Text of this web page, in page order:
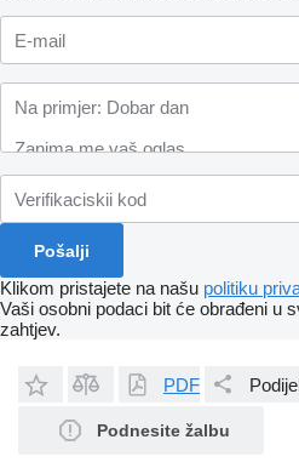
Klikom pristajete na našu politiku
Vaši osobni podaci bit će obrađeni u
zahtjev.
PDF
Podnesite žalbu